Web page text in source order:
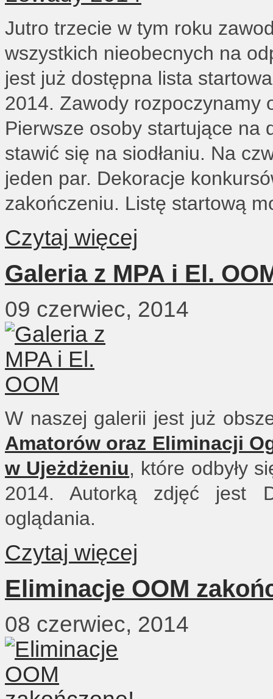
Jutro trzecie w tym roku
wszystkich nieobecnych na
jest już dostępna lista
2014. Zawody rozpoczynamy
Pierwsze osoby startujące na
stawić się na siodłaniu. Na
jeden par. Dekoracje
zakończeniu. Listę startową
Czytaj więcej
Galeria z MPA i El.
09 czerwiec, 2014
W naszej galerii jest już
Amatorów oraz Eliminacji
w Ujeżdżeniu, które odbyły
2014. Autorką zdjęć jest
oglądania.
Czytaj więcej
Eliminacje OOM
08 czerwiec, 2014